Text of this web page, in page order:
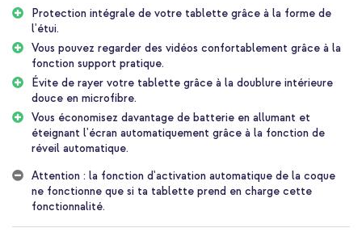
L'étui à rabat imoshion Trifold est fabriqué en simili cuir de haute
qualité. Cela offre une protection quotidienne à votre tablette et
confère à l'étui un aspect élégant. L'étui est fin et léger, ce qui
permet à votre tablette de conserver sa forme compacte.
Pratique lorsque vous souhaitez transporter ou ranger votre
tablette. L'étui est disponible en plusieurs couleurs.
Protection quotidienne de la tablette et de l'appareil photo
Un support de tablette en plastique solide se trouve à l'intérieur
de l'étui. L'intérieur est doté d'une doublure douce en microfibre
pour éviter que votre tablette ne soit rayée. L'étui dispose de
bords surélevés et d'un rabat frontal qui protège l'appareil photo
et l'écran de votre tablette. Grâce à la puissante fermeture
magnétique, l'étui reste bien fermé, même lors d'une chute ou d'un
Protection intégrale de votre tablette grâce à la forme de
l'étui.
Vous pouvez regarder des vidéos confortablement grâce à la
fonction support pratique.
Évite de rayer votre tablette grâce à la doublure intérieure
douce en microfibre.
Vous économisez davantage de batterie en allumant et
éteignant l'écran automatiquement grâce à la fonction de
réveil automatique.
Attention : la fonction d'activation automatique de la coque
ne fonctionne que si ta tablette prend en charge cette
fonctionnalité.